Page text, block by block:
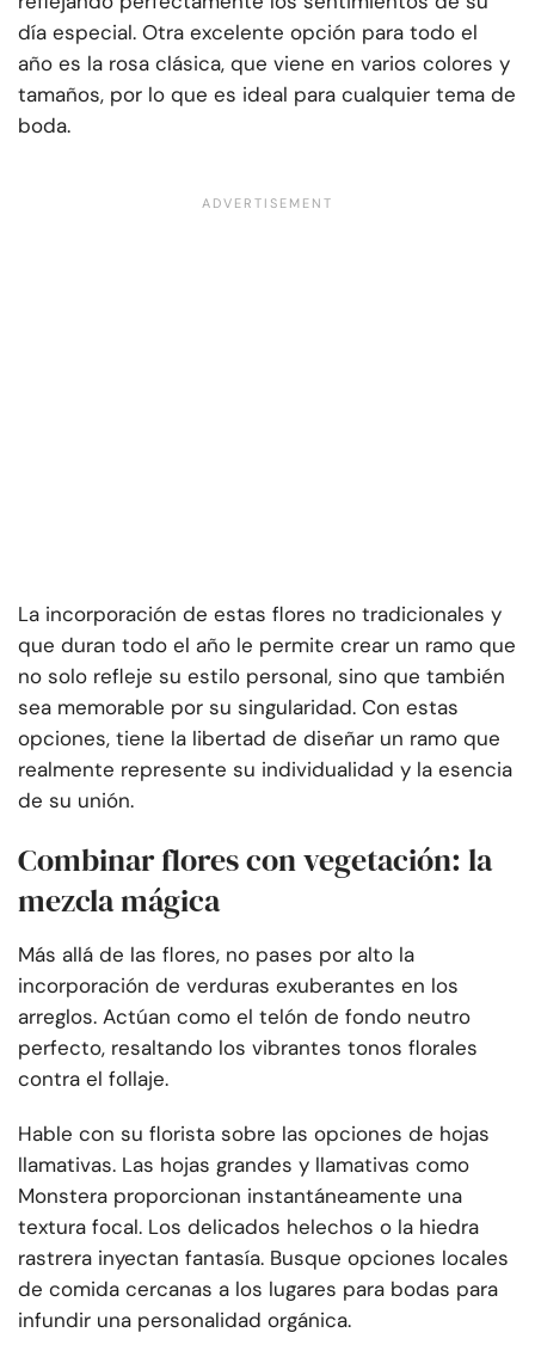
día especial. Otra excelente opción para todo el
año es la rosa clásica, que viene en varios colores y
tamaños, por lo que es ideal para cualquier tema de
boda.
La incorporación de estas flores no tradicionales y
que duran todo el año le permite crear un ramo que
no solo refleje su estilo personal, sino que también
sea memorable por su singularidad. Con estas
opciones, tiene la libertad de diseñar un ramo que
realmente represente su individualidad y la esencia
de su unión.
Combinar flores con vegetación: la
mezcla mágica
Más allá de las flores, no pases por alto la
incorporación de verduras exuberantes en los
arreglos. Actúan como el telón de fondo neutro
perfecto, resaltando los vibrantes tonos florales
contra el follaje.
Hable con su florista sobre las opciones de hojas
llamativas. Las hojas grandes y llamativas como
Monstera proporcionan instantáneamente una
textura focal. Los delicados helechos o la hiedra
rastrera inyectan fantasía. Busque opciones locales
de comida cercanas a los lugares para bodas para
infundir una personalidad orgánica.